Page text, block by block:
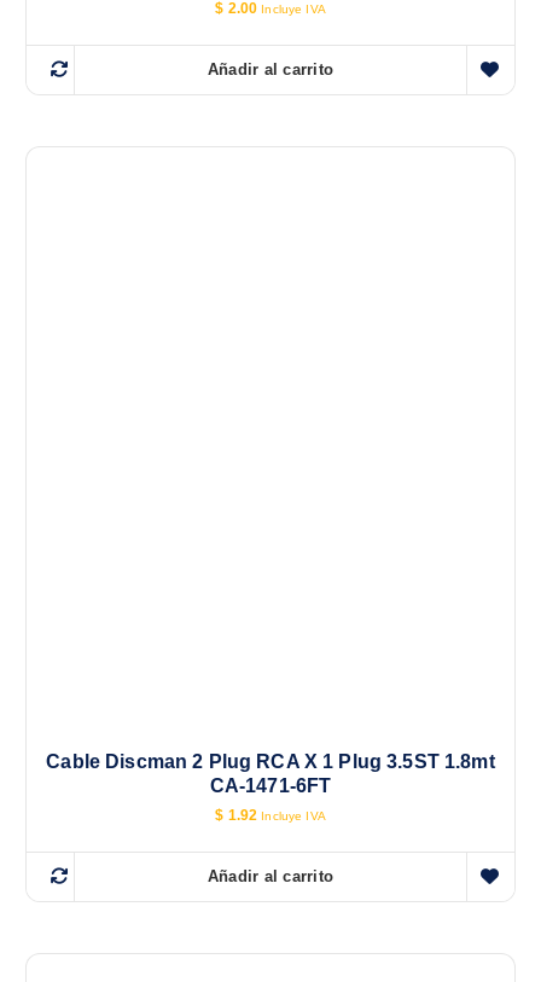
$ 2.00 Incluye IVA
Añadir al carrito
Cable Discman 2 Plug RCA X 1 Plug 3.5ST 1.8mt
CA-1471-6FT
$ 1.92 Incluye IVA
Añadir al carrito